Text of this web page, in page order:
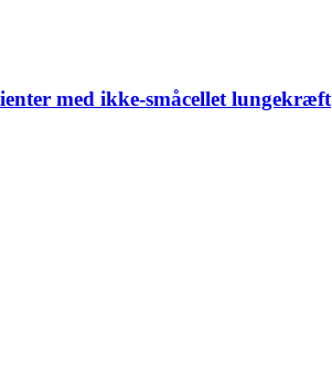
med ikke-småcellet lungekræft